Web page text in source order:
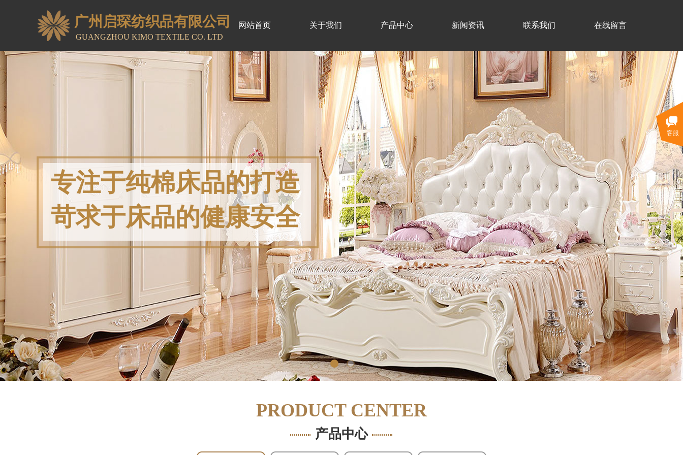
网站首页 关于我们 产品中心 新闻资讯 联系我们 在线留言
广州启琛纺织品​有限公司
GUANGZHOU KIMO TEXTILE CO. LTD
专注于纯棉床品的打造
苛求于床品的健康安全
PRODUCT CENTER
产品中心
客服